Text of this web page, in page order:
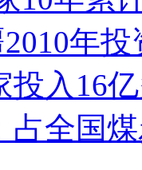
年
投入16
占全国